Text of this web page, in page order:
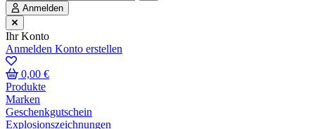
Anmelden
Ihr Konto
Anmelden Konto erstellen
0,00 €
Produkte
Marken
Geschenkgutschein
Explosionszeichnungen